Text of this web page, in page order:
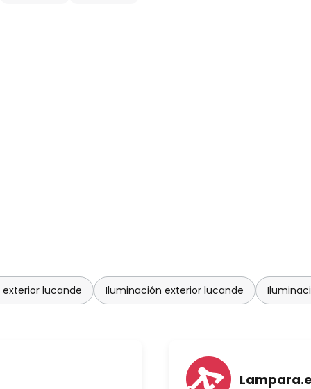
exterior lucande Iluminación exterior lucande